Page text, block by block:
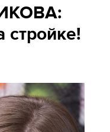
стройке!